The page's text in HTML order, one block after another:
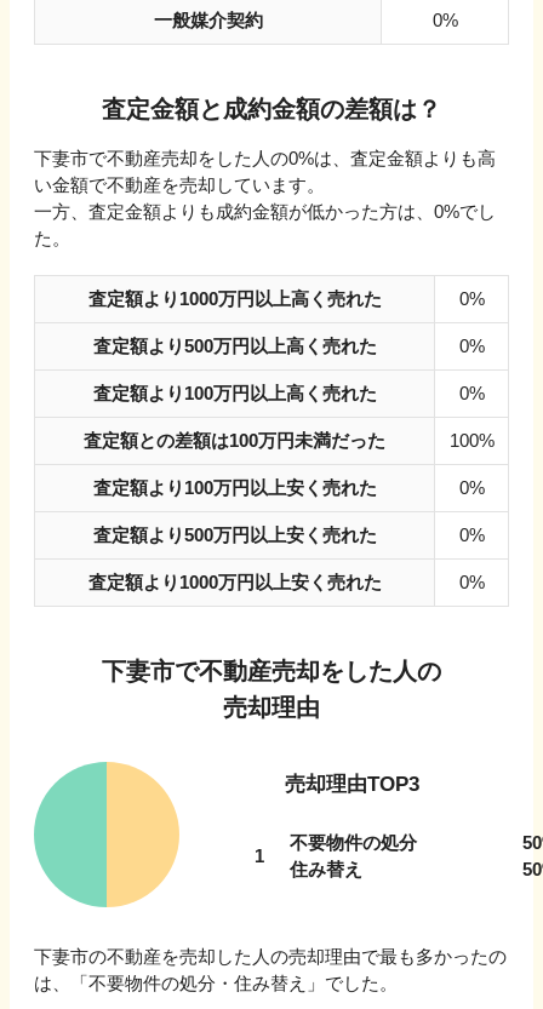
一般媒介契約 0%
査定金額と成約金額の差額は？
下妻市で不動産売却をした人の0%は、査定金額よりも高
い金額で不動産を売却しています。
一方、査定金額よりも成約金額が低かった方は、 0%でし
た。
査定額より1000万円以上高く売れた 0%
査定額より500万円以上高く売れた 0%
査定額より100万円以上高く売れた 0%
査定額との差額は100万円未満だった 100%
査定額より100万円以上安く売れた 0%
査定額より500万円以上安く売れた 0%
査定額より1000万円以上安く売れた 0%
下妻市で不動産売却をした人の
売却理由
売却理由TOP3
1
不要物件の処分 50
住み替え
50
下妻市の不動産を売却した人の売却理由で最も多かったの
は、「不要物件の処分・住み替え 」でした。